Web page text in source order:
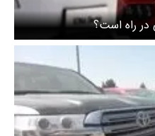
راه است؟